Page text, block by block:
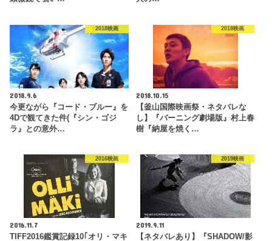
2018映画
2018.9.6
今更ながら『コード・ブルー』を
4Dで観てきた件(『シン・ゴジ
ラ』との意外…
2018映画
2018.10.15
【釜山国際映画祭・ネタバレな
し】『バーニング劇場版』村上春
樹『納屋を焼く…
2016映画
2016.11.7
TIFF2016鑑賞記録10｢オリ・マキ
2019映画
2019.9.11
【ネタバレあり】『SHADOW/影